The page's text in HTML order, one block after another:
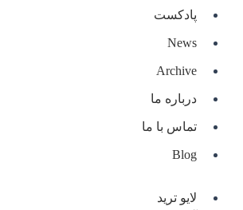
پادکست
News
Archive
درباره ما
تماس با ما
Blog
لایو ترید